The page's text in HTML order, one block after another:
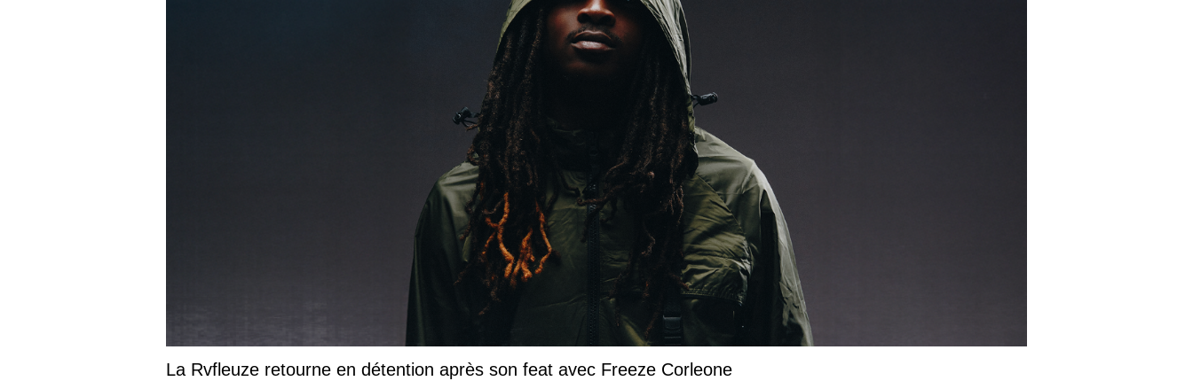
La Rvfleuze retourne en détention après son feat avec Freeze Corleone